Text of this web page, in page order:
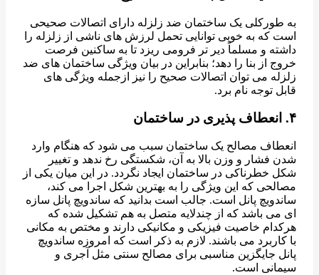
به طورکلی یک ساختمان ضد زلزله دارای اتصالات صحیحی
است که به خوبی توانایی تحمل لرزش های ناشی از زلزله را
داشته و مسلماً دیر تر فرومی ریزد تا به ساکنین فرصت
خروج از بنا را دهد؛ بنابراین در بیان ویژگی ساختمان های ضد
زلزله می توان اتصالات صحیح را نیز ازجمله ویژگی های
قابل توجه نام برد.
۴. انعطاف پذیری در ساختمان
انعطاف مصالح یک ساختمان سبب می شود که هنگام وارد
شدن فشار و وزن بالا به آن، شکستگی رخ ندهد و تغییر
شکل خطرناکی در ساختمان ایجاد نگردد. در این میان یکی از
مصالحی که این ویژگی را به بهترین شکل اجرا می کند،
ساندویچ پانل است. جالب است بدانید که ساندویچ پانل سازه
ای می باشد که از چندلایه متصل به هم تشکیل شده که
هرکدام خاصیت فیزیکی و مکانیکی دارند و مختص به مکانی
با کاربرد می باشند. لازم به ذکر است که امروزه ساندویچ
پانل جایگزین مناسبی برای مصالح سنتی مثل آجری و
سیمانی است.